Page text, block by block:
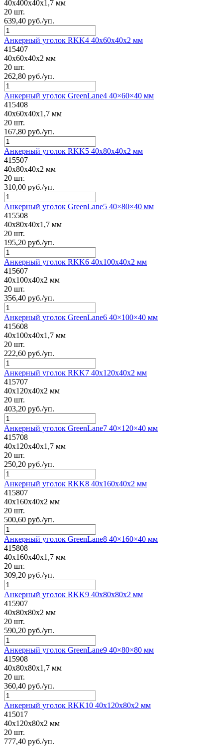
40x400x40x1,7 мм
20 шт.
639,40 руб./уп.
Анкерный уголок RKK4 40x60x40x2 мм
415407
40x60x40x2 мм
20 шт.
262,80 руб./уп.
Анкерный уголок GreenLane4 40×60×40 мм
415408
40x60x40x1,7 мм
20 шт.
167,80 руб./уп.
Анкерный уголок RKK5 40x80x40x2 мм
415507
40x80x40x2 мм
20 шт.
310,00 руб./уп.
Анкерный уголок GreenLane5 40×80×40 мм
415508
40x80x40x1,7 мм
20 шт.
195,20 руб./уп.
Анкерный уголок RKK6 40x100x40x2 мм
415607
40x100x40x2 мм
20 шт.
356,40 руб./уп.
Анкерный уголок GreenLane6 40×100×40 мм
415608
40x100x40x1,7 мм
20 шт.
222,60 руб./уп.
Анкерный уголок RKK7 40x120x40x2 мм
415707
40x120x40x2 мм
20 шт.
403,20 руб./уп.
Анкерный уголок GreenLane7 40×120×40 мм
415708
40x120x40x1,7 мм
20 шт.
250,20 руб./уп.
Анкерный уголок RKK8 40x160x40x2 мм
415807
40x160x40x2 мм
20 шт.
500,60 руб./уп.
Анкерный уголок GreenLane8 40×160×40 мм
415808
40x160x40x1,7 мм
20 шт.
309,20 руб./уп.
Анкерный уголок RKK9 40x80x80x2 мм
415907
40x80x80x2 мм
20 шт.
590,20 руб./уп.
Анкерный уголок GreenLane9 40×80×80 мм
415908
40x80x80x1,7 мм
20 шт.
360,40 руб./уп.
Анкерный уголок RKK10 40x120x80x2 мм
415017
40x120x80x2 мм
20 шт.
777,40 руб./уп.